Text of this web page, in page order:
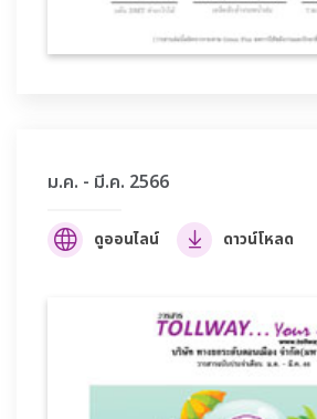
ม.ค. - มี.ค. 2566
ดูออนไลน์ ดาวน์โหลด